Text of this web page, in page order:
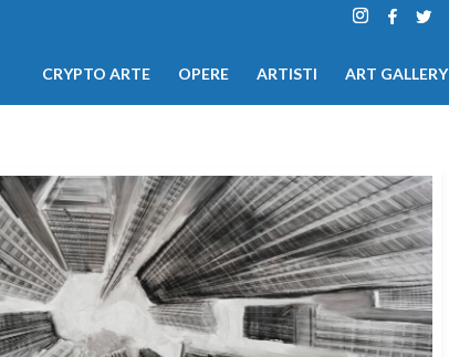
CRYPTO ARTE OPERE ARTISTI ART GALLERY